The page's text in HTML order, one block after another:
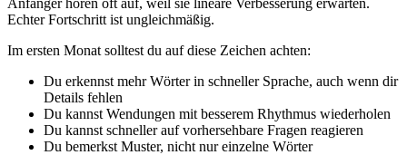
Echter Fortschritt ist ungleichmäßig.
Im ersten Monat solltest du auf diese Zeichen achten:
Du erkennst mehr Wörter in schneller Sprache, auch wenn dir
Details fehlen
Du kannst Wendungen mit besserem Rhythmus wiederholen
Du kannst schneller auf vorhersehbare Fragen reagieren
Du bemerkst Muster, nicht nur einzelne Wörter